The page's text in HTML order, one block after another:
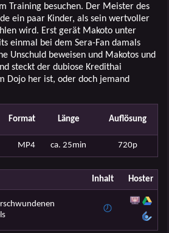
Training besuchen. Der Meister des
ein paar Kinder, als sein wertvoller
wird. Erst gerät Makoto unter
einmal bei dem Sera-Fan damals
Unschuld beweisen und Makotos und
steckt der dubiose Kredithai
Dojo her ist, oder doch jemand
Format Länge Auflösung
MP4 ca. 25min 720p
Inhalt Hoster